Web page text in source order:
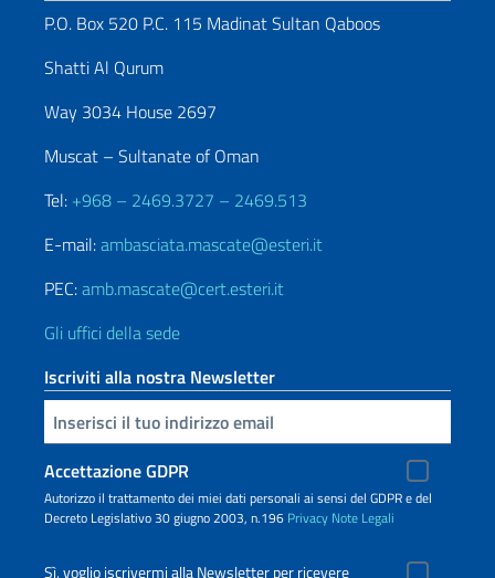
P.O. Box 520 P.C. 115 Madinat Sultan Qaboos
Shatti Al Qurum
Way 3034 House 2697
Muscat – Sultanate of Oman
Tel: +968 – 2469.3727 – 2469.513
E-mail:ambasciata.mascate@esteri.it
PEC:amb.mascate@cert.esteri.it
Gli uffici della sede
Iscriviti alla nostra Newsletter
Inserisci la tua email
Accettazione GDPR
Autorizzo il trattamento dei miei dati personali ai sensi del GDPR e del
Decreto Legislativo 30 giugno 2003, n.196 Privacy Note Legali
Sì, voglio iscrivermi alla Newsletter per ricevere